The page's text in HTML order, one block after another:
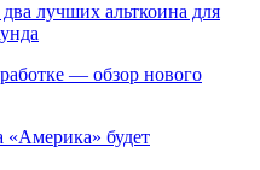
лучших альткоина для
— обзор нового
будет